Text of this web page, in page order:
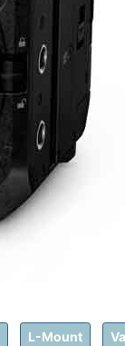
L-Mount